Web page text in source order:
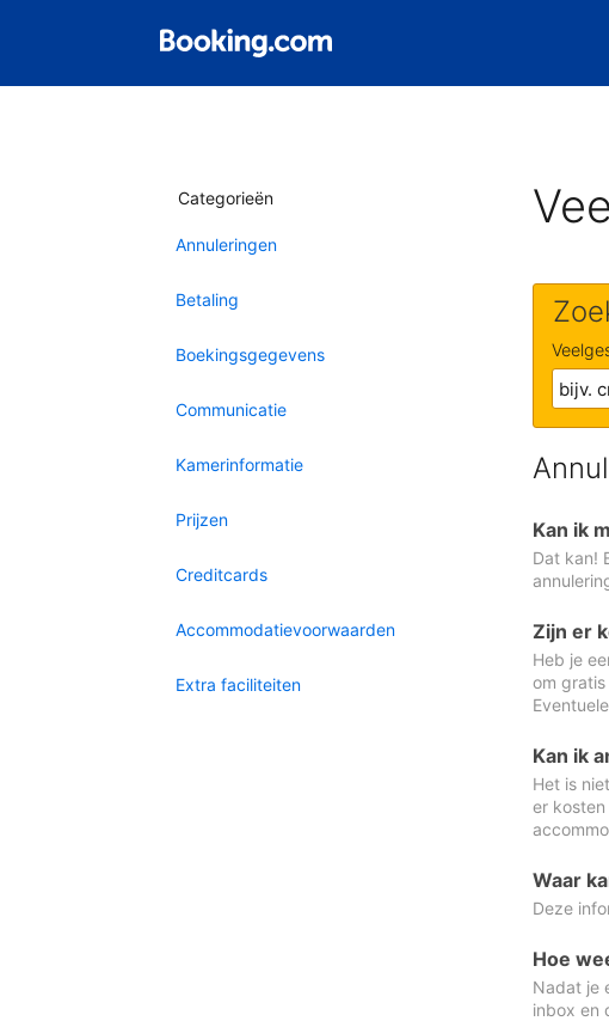
Categorieën
Annuleringen
Betaling
Boekingsgegevens
Communicatie
Kamerinformatie
Prijzen
Creditcards
Accommodatievoorwaarden
Extra faciliteiten
Kan ik
Dat kan!
Zijn er
Heb je
om
Kan ik
Het is
er
Waar
Deze
Hoe
Nadat je
inbox en